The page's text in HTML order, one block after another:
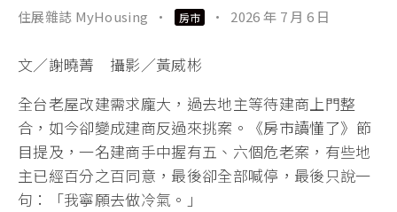
住展雜誌 MyHousing · 房市 · 2026 年 7 月 6 日
文／謝曉菁 攝影／黃威彬
全台老屋改建需求龐大，過去地主等待建商上門整
合，如今卻變成建商反過來挑案。 《房市讀懂了》 節
目提及，一名建商手中握有五、六個危老案，有些地
主已經百分之百同意，最後卻全部喊停，最後只說一
句：「我寧願去做冷氣。」